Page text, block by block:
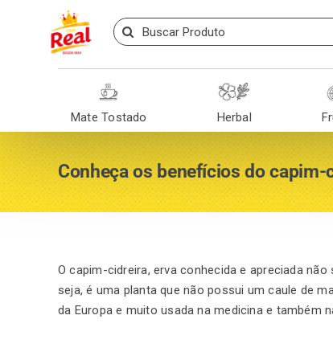
Search
for:
Mate Tostado Herbal
Conheça os benefícios do capim-
O capim-cidreira, erva conhecida e apreciada
seja, é uma planta que não possui um caule de
da Europa e muito usada na medicina e também